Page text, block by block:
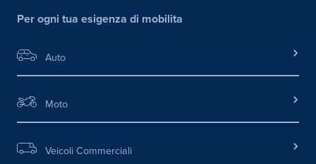
Per ogni tua esigenza di mobilita
Auto
Moto
Veicoli Commerciali